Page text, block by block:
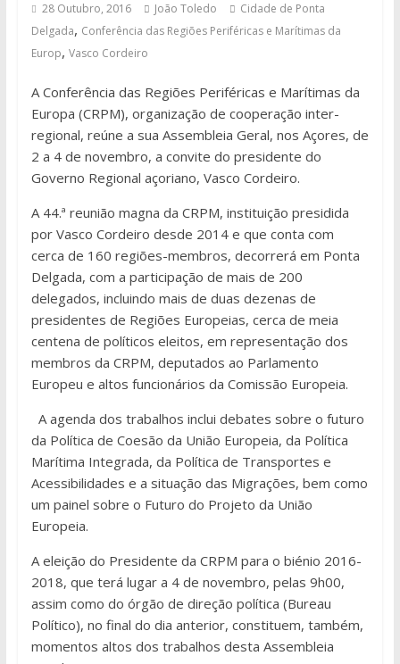
28 Outubro, 2016 João Toledo
Cidade de Ponta
Delgada, Conferência das Regiões Periféricas e Marítimas da
Europ, Vasco Cordeiro
A Conferência das Regiões Periféricas e Marítimas da
Europa (CRPM), organização de cooperação inter-
regional, reúne a sua Assembleia Geral, nos Açores, de
2 a 4 de novembro, a convite do presidente do
Governo Regional açoriano, Vasco Cordeiro.
A 44.ª reunião magna da CRPM, instituição presidida
por Vasco Cordeiro desde 2014 e que conta com
cerca de 160 regiões-membros, decorrerá em Ponta
Delgada, com a participação de mais de 200
delegados, incluindo mais de duas dezenas de
presidentes de Regiões Europeias, cerca de meia
centena de políticos eleitos, em representação dos
membros da CRPM, deputados ao Parlamento
Europeu e altos funcionários da Comissão Europeia.
A agenda dos trabalhos inclui debates sobre o futuro
da Política de Coesão da União Europeia, da Política
Marítima Integrada, da Política de Transportes e
Acessibilidades e a situação das Migrações, bem como
um painel sobre o Futuro do Projeto da União
Europeia.
A eleição do Presidente da CRPM para o biénio 2016-
2018, que terá lugar a 4 de novembro, pelas 9h00,
assim como do órgão de direção política (Bureau
Político), no final do dia anterior, constituem, também,
momentos altos dos trabalhos desta Assembleia